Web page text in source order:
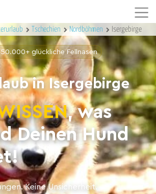
Tschechien Nordböhmen Isergebirge
glückliche Fellnasen
in Isergebirge
, was
Deinen Hund
Keine Unsicherheit.